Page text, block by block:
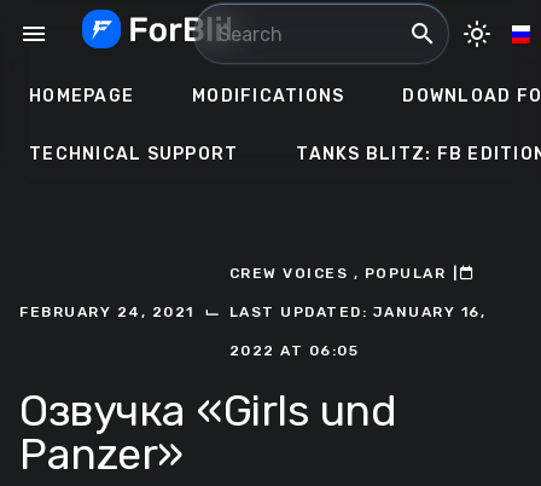
menu search light_mode
HOMEPAGE MODIFICATIONS DOWNLOAD
TECHNICAL SUPPORT TANKS BLITZ: FB
FEBRUARY 24, 2021 ⌙
CREW VOICES , POPULAR
LAST UPDATED: JANUARY 16,
2022 AT 06:05
Озвучка «Girls und
Panzer»